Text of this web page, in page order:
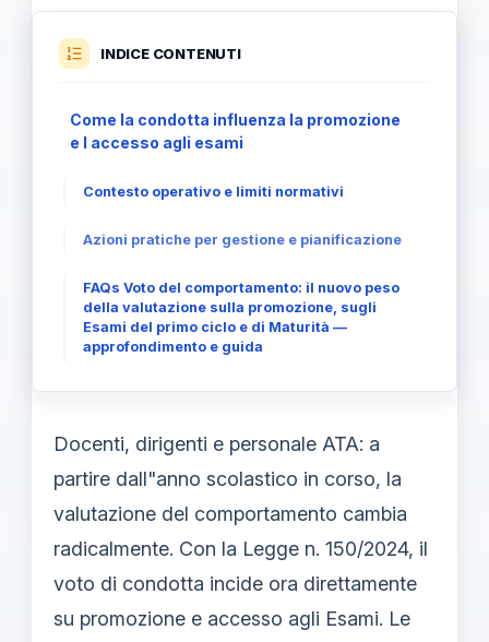
INDICE CONTENUTI
Come la condotta influenza la promozione
e l accesso agli esami
Contesto operativo e limiti normativi
Azioni pratiche per gestione e pianificazione
FAQs Voto del comportamento: il nuovo peso
della valutazione sulla promozione, sugli
Esami del primo ciclo e di Maturità —
approfondimento e guida
Docenti, dirigenti e personale ATA: a
partire dall"anno scolastico in corso, la
valutazione del comportamento cambia
radicalmente. Con la Legge n. 150/2024, il
voto di condotta incide ora direttamente
su promozione e accesso agli Esami. Le